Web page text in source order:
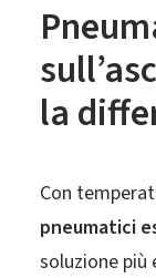
la
Con
pneumatici
soluzione più